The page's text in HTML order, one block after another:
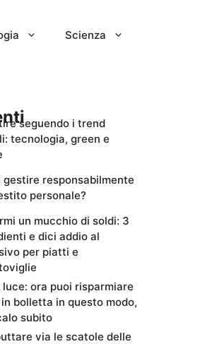
Scienza
seguendo i trend
tecnologia, green e
gestire responsabilmente
personale?
un mucchio di soldi: 3
e dici addio al
per piatti e
luce: ora puoi risparmiare
bolletta in questo modo,
subito
via le scatole delle